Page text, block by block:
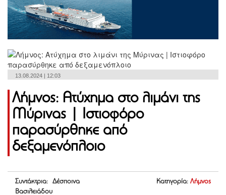
13.08.2024 | 12:03
Λήμνος: Ατύχημα στο λιμάνι της
Μύρινας | Ιστιοφόρο
παρασύρθηκε από
δεξαμενόπλοιο
Συντάκτρια: Δέσποινα
Βασιλειάδου
Κατηγορία: Λήμνος